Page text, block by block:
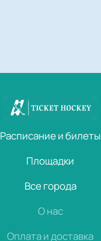
Расписание и билеты
Площадки
Все города
О нас
Оплата и доставка